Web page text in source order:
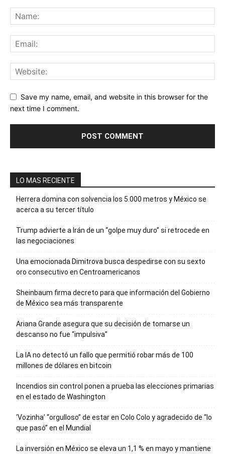
Save my name, email, and website in this browser for the
next time I comment.
LO MAS RECIENTE
Herrera domina con solvencia los 5.000 metros y México se
acerca a su tercer título
Trump advierte a Irán de un “golpe muy duro” si retrocede en
las negociaciones
Una emocionada Dimitrova busca despedirse con su sexto
oro consecutivo en Centroamericanos
Sheinbaum firma decreto para que información del Gobierno
de México sea más transparente
Ariana Grande asegura que su decisión de tomarse un
descanso no fue “impulsiva”
La IA no detectó un fallo que permitió robar más de 100
millones de dólares en bitcoin
Incendios sin control ponen a prueba las elecciones primarias
en el estado de Washington
‘Vozinha’ “orgulloso” de estar en Colo Colo y agradecido de “lo
que pasó” en el Mundial
La inversión en México se eleva un 1,1 % en mayo y mantiene